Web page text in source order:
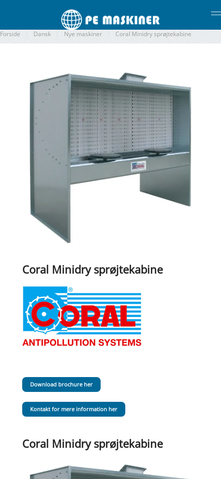
Gå til hovedindhold
Forside Dansk Nye maskiner Coral Minidry sprøjtekabine
Coral Minidry sprøjtekabine
Download brochure her
Kontakt for mere information her
Coral Minidry sprøjtekabine